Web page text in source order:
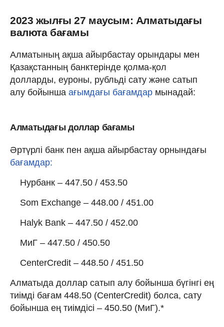
2023 жылғы 27 маусым: Алматыдағы
валюта бағамы
Алматының ақша айырбастау орындары мен
Қазақстанның банктерінде қолма-қол
долларды, еуроны, рубльді сату және сатып
алу бойынша ағымдағы бағамдар мынадай:
Алматыдағы доллар бағамы
Әртүрлі банк пен ақша айырбастау орнындағы
бағамдар:
Нурбанк – 447.50 / 453.50
Som Exchange – 448.00 / 451.00
Halyk Bank – 447.50 / 452.00
МиГ – 447.50 / 450.50
CenterCredit – 448.50 / 451.50
Алматыда доллар сатып алу бойынша бүгінгі ең
тиімді бағам 448.50 (CenterCredit) болса, сату
бойынша ең тиімдісі – 450.50 (МиГ).*